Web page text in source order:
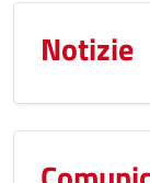
Notizie